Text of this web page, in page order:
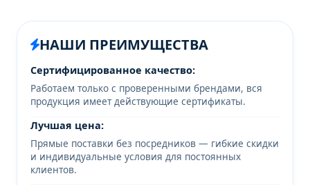
НАШИ ПРЕИМУЩЕСТВА
Сертифицированное качество:
Работаем только с проверенными брендами, вся
продукция имеет действующие сертификаты.
Лучшая цена:
Прямые поставки без посредников — гибкие скидки
и индивидуальные условия для постоянных
клиентов.